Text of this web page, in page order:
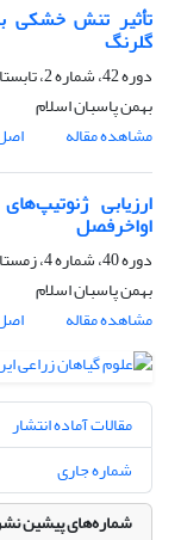
تأثیر تنش خشکی
گلرنگ
دوره 42، شماره 2، تابستان 1390، صفحه
بهمن پاسبان اسلام
مشاهده مقاله
ارزیابی
اواخرفصل
دوره 40، شماره 4، زمستان 1388
بهمن پاسبان اسلام
مشاهده مقاله
مقالات آماده انتشار
شماره جاری
شماره‌های پیشین